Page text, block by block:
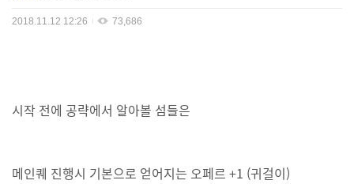
2018.11.12 12:26 73,686
시작 전에 공략에서 알아볼 섬들은
메인퀘 진행시 기본으로 얻어지는 오페르 +1 (귀걸이)